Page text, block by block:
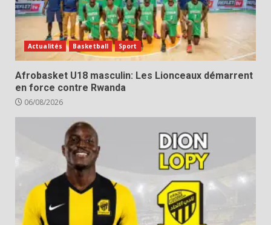
Actualités Basketball Sport
Afrobasket U18 masculin: Les Lionceaux démarrent
en force contre Rwanda
06/08/2026